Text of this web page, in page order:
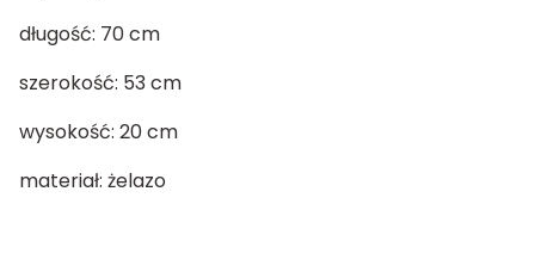
długość: 70 cm
szerokość: 53 cm
wysokość: 20 cm
materiał: żelazo